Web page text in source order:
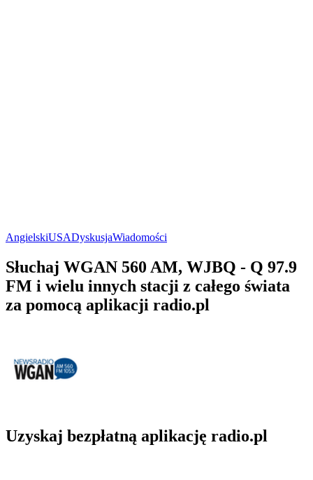
AngielskiUSADyskusjaWiadomości
Słuchaj WGAN 560 AM, WJBQ - Q 97.9
FM i wielu innych stacji z całego świata
za pomocą aplikacji radio.pl
Uzyskaj bezpłatną aplikację radio.pl